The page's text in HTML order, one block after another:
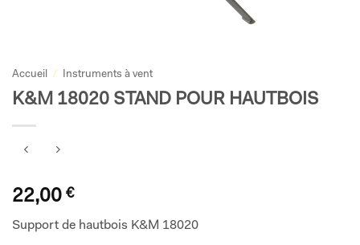
Accueil / Instruments à vent
K&M 18020 STAND POUR HAUTBOIS
22,00 €
Support de hautbois K&M 18020